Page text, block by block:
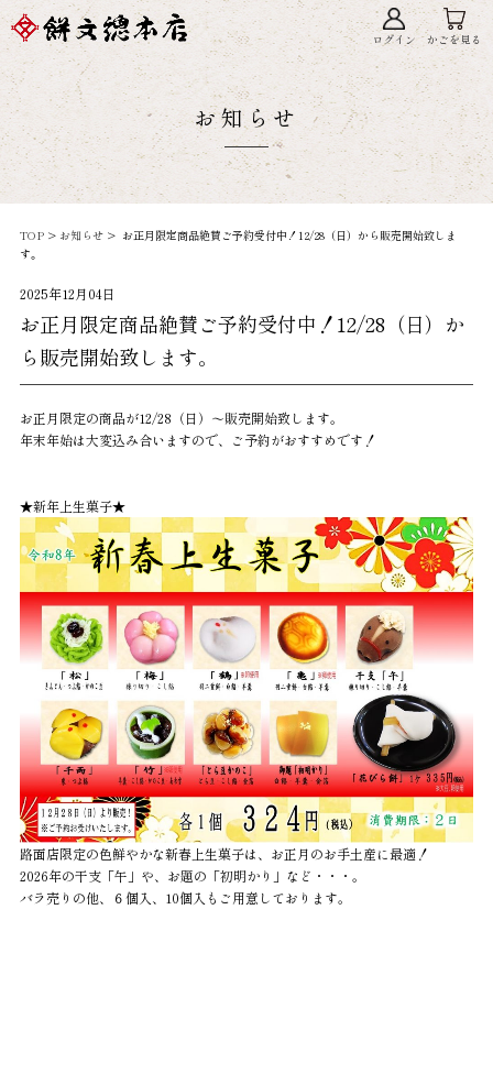
ログイン かごを見る
お知らせ
TOP> お知らせ> お正月限定商品絶賛ご予約受付中！12/28（日）から販売開始致しま
す。
2025年12月04日
お正月限定商品絶賛ご予約受付中！12/28（日）か
ら販売開始致します。
お正月限定の商品が12/28（日）～販売開始致します。
年末年始は大変込み合いますので、ご予約がおすすめです！
★新年上生菓子★
路面店限定の色鮮やかな新春上生菓子は、お正月のお手土産に最適！
2026年の干支「午」や、お題の「初明かり」など・・・。
バラ売りの他、６個入、10個入もご用意しております。